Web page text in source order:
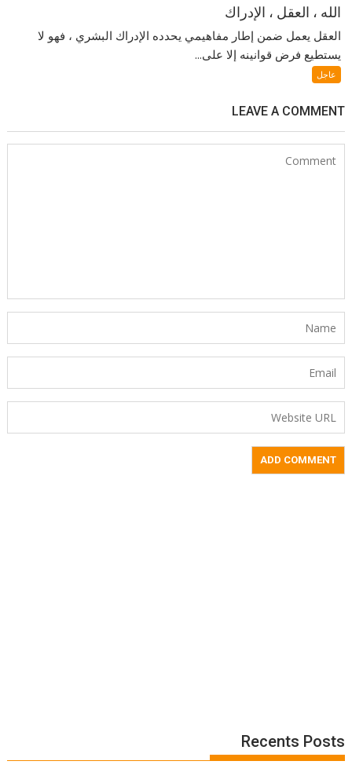
الله ، العقل ، الإدراك
العقل يعمل ضمن إطار مفاهيمي يحدده الإدراك البشري ، فهو لا
يستطيع فرض قوانينه إلا على...
عاجل
LEAVE A COMMENT
Recents Posts